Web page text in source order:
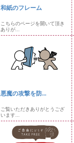
和紙のフレーム
こちらのページを開いて頂き
ありが...
悪魔の攻撃を防...
ご覧いただきありがとうござ
います...